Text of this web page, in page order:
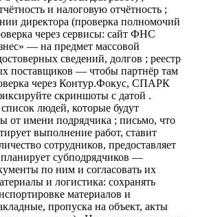
и налоговую отчётность ;
директора (проверка полномочий
через сервисы: сайт ФНС
— на предмет массовой
сведений, долгов ; реестр
поставщиков — чтобы партнёр там
через Контур.Фокус, СПАРК
скриншоты с датой .
людей, которые будут
от имени подрядчика ; письмо, что
выполнение работ, ставит
сотрудников, предоставляет
субподрядчиков —
по ним и согласовать их
и логистика: сохранять
материалов и
пропуска на объект, акты